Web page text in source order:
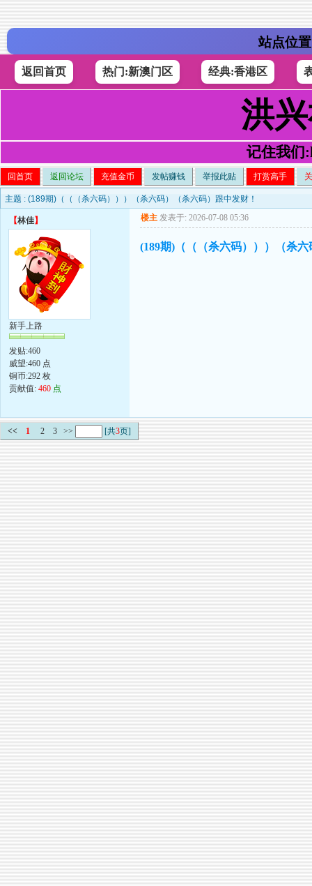
站点位
返回首页 热门:新澳门区 经典:香港区
洪
记住我们
回首页 返回论坛 充值金币 发帖赚钱 举报此贴 打赏高手
主题 : (189期)（（（杀六码）））（杀六码）（杀六码）跟中发财！
【林佳】
新手上路
发贴:460
威望:460 点
铜币:292 枚
贡献值: 460 点
楼主 发表于: 2026-07-08 05:36
(189期)（（（杀六码）））（杀
<< 1 2 3 >> [共3页]